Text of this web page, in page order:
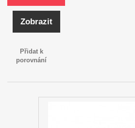
Zobrazit
Přidat k
porovnání